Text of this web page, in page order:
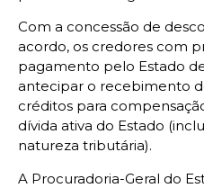
Com a concessão de
acordo, os credores com
pagamento pelo Estado
antecipar o recebimento
créditos para
dívida ativa do Estado
natureza tributária).
A Procuradoria-Geral do